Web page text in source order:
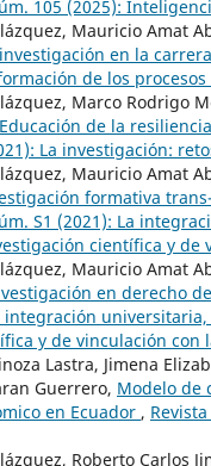
105 (2025):
Mauricio Amat
en la
de los
Marco Rodrigo
Educación de la
La investigación:
Mauricio Amat
formativa
S1 (2021): La
científica y de
Mauricio Amat
en derecho
integración
y de vinculación con
Lastra, Jimena
Guerrero, Modelo de
en Ecuador ,
Roberto Carlos